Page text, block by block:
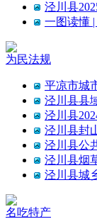
泾川县
一图读懂
为民法规
平凉市城
泾川县县
泾川县
泾川县封
泾川县公
泾川县烟
泾川县城
名吃特产